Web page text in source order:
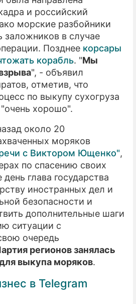
и российский
морские разбойники
заложников в случае
Позднее корсары
корабль. "Мы
", - объявил
отметив, что
по выкупу сухогруза
хорошо".
около 20
моряков
с Виктором Ющенко",
по спасению своих
глава государства
иностранных дел и
безопасности и
дополнительные шаги
ситуации с
очередь
регионов занялась
выкупа моряков.
в Telegram